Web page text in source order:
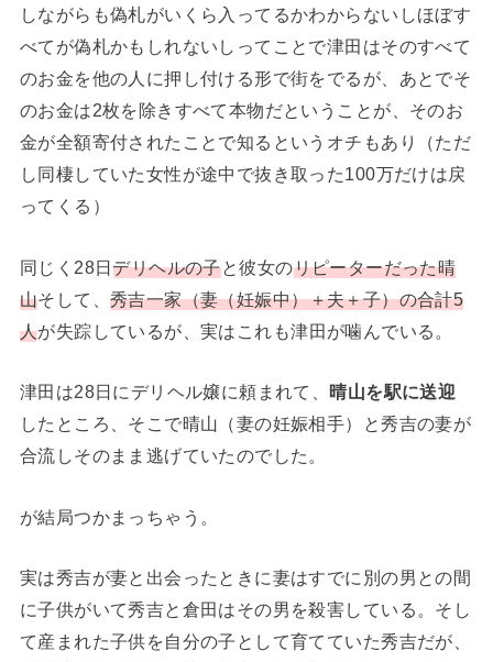
しながらも偽札がいくら入ってるかわからないしほぼす
べてが偽札かもしれないしってことで津田はそのすべて
のお金を他の人に押し付ける形で街をでるが、あとでそ
のお金は2枚を除きすべて本物だということが、そのお
金が全額寄付されたことで知るというオチもあり（ただ
し同棲していた女性が途中で抜き取った100万だけは戻
ってくる）
同じく28日デリヘルの子と彼女のリピーターだった晴
山そして、 秀吉一家（妻（妊娠中）＋夫＋子）の合計5
人が失踪しているが、実はこれも津田が噛んでいる。
津田は28日にデリヘル嬢に頼まれて、 晴山を駅に送迎
したところ、そこで晴山（妻の妊娠相手）と秀吉の妻が
合流しそのまま逃げていたのでした。
が結局つかまっちゃう。
実は秀吉が妻と出会ったときに妻はすでに別の男との間
に子供がいて秀吉と倉田はその男を殺害している。そし
て産まれた子供を自分の子として育てていた秀吉だが、